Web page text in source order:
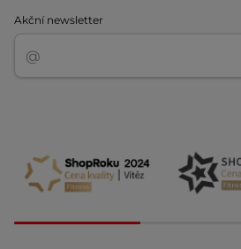
Akční newsletter